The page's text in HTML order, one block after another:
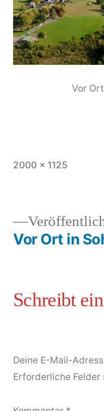
Vor
2000 × 1125
Vor Ort in
Deine E-Mail-
Erforderliche Felder